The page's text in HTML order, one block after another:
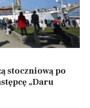
stoczniową po
„Daru